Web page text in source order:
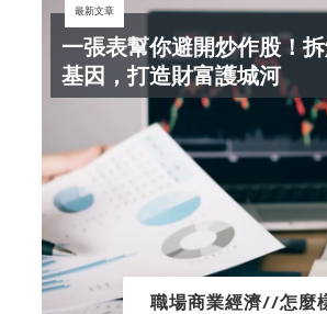
關於我們
一張表幫你避開炒作股！拆
基因，打造財富護城河
最新文章
職場商業經濟//怎麼樣